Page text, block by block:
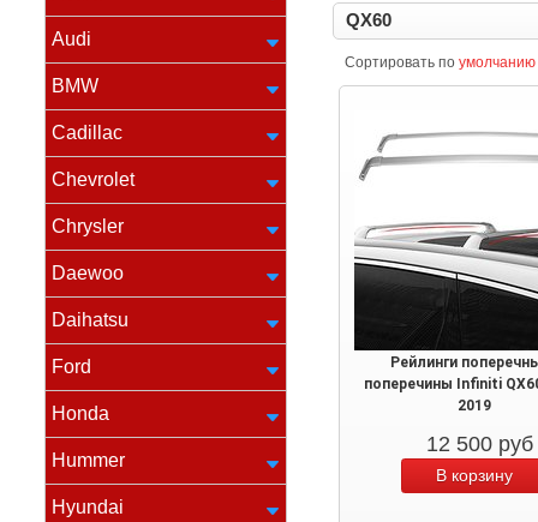
Audi
BMW
Cadillac
Chevrolet
Chrysler
Daewoo
Daihatsu
Ford
Honda
Hummer
Hyundai
QX60
Сортировать по умолчанию
Рейлинги
поперечины Infiniti
2019
12 500 руб